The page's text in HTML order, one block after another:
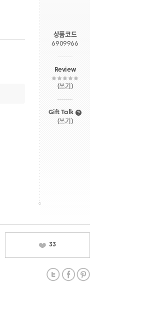
상품코드
6909966
Review
(쓰기 )
Gift Talk
(쓰기 )
33